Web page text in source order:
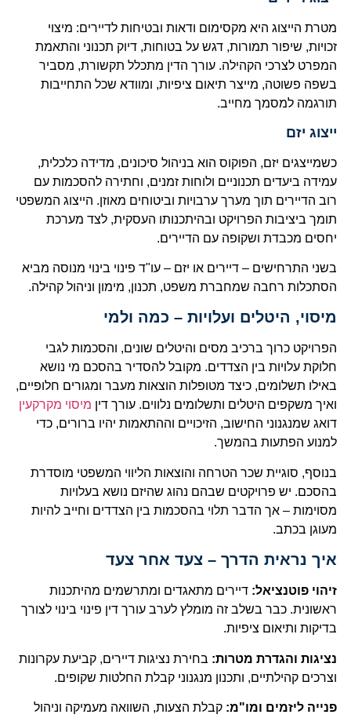
מטרת הייצוג היא מקסימום ודאות ובטיחות לדיירים: מיצוי
זכויות, שיפור תמורות, דגש על בטוחות, דיוק תכנוני והתאמת
המפרט לצרכי הקהילה. עורך הדין מתכלל תקשורת, מסביר
בשפה פשוטה, מייצר תיאום ציפיות, ומוודא שכל התחייבות
תורגמה למסמך מחייב.
ייצוג יזם
כשמייצגים יזם, הפוקוס הוא בניהול סיכונים, מדידה כלכלית,
עמידה ביעדים תכנוניים ולוחות זמנים, וחתירה להסכמות עם
רוב הדיירים תוך מערך ערבויות וביטוחים מאוזן. הייצוג המשפטי
תומך ביציבות הפרויקט ובהיתכנותו העסקית, לצד מערכת
יחסים מכבדת ושקופה עם הדיירים.
בשני התרחישים – דיירים או יזם – עו"ד פינוי בינוי מנוסה מביא
הסתכלות רחבה שמחברת משפט, תכנון, מימון וניהול קהילה.
מיסוי, היטלים ועלויות – כמה ולמי
הפרויקט כרוך ברכיב מסים והיטלים שונים, והסכמות לגבי
חלוקת עלויות בין הצדדים. מקובל להסדיר בהסכם מי נושא
באילו תשלומים, כיצד מטופלות הוצאות מעבר ומגורים חלופיים,
ואיך משקפים היטלים ותשלומים נלווים. עורך דין מיסוי מקרקעין
דואג שמנגנוני החישוב, הזיכויים וההתאמות יהיו ברורים, כדי
למנוע הפתעות בהמשך.
בנוסף, סוגיית שכר הטרחה והוצאות הליווי המשפטי מוסדרת
בהסכם. יש פרויקטים שבהם נהוג שהיזם נושא בעלויות
מסוימות – אך הדבר תלוי בהסכמות בין הצדדים וחייב להיות
מעוגן בכתב.
איך נראית הדרך – צעד אחר צעד
זיהוי פוטנציאל: דיירים מתאגדים ומתרשמים מהיתכנות
ראשונית. כבר בשלב זה מומלץ לערב עורך דין פינוי בינוי לצורך
בדיקות ותיאום ציפיות.
נציגות והגדרת מטרות: בחירת נציגות דיירים, קביעת עקרונות
וצרכים קהילתיים, ותכנון מנגנוני קבלת החלטות שקופים.
פנייה ליזמים ומו"מ: קבלת הצעות, השוואה מעמיקה וניהול